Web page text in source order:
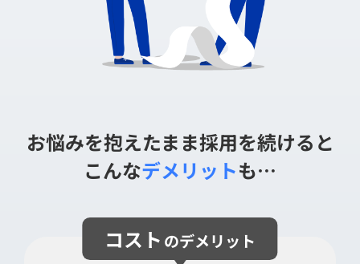
お悩みを抱えたまま採用を続けると
こんなデメリットも…
コスト のデメリット